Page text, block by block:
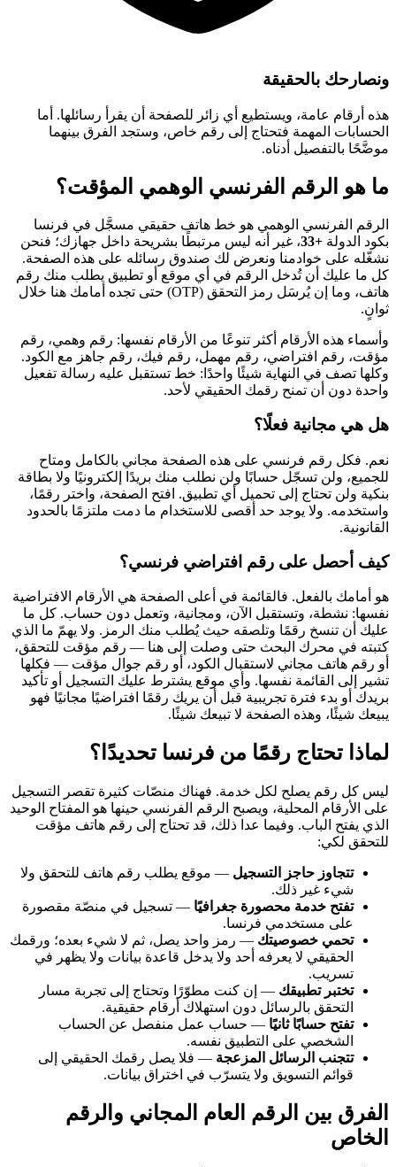
ونصارحك بالحقيقة
هذه أرقام عامة، ويستطيع أي زائر للصفحة أن يقرأ رسائلها. أما
الحسابات المهمة فتحتاج إلى رقم خاص، وستجد الفرق بينهما
موضَّحًا بالتفصيل أدناه.
ما هو الرقم الفرنسي الوهمي المؤقت؟
الرقم الفرنسي الوهمي هو خط هاتف حقيقي مسجَّل في فرنسا
بكود الدولة +33
، غير أنه ليس مرتبطًا بشريحة داخل جهازك؛ فنحن
نشغّله على خوادمنا ونعرض لك صندوق رسائله على هذه الصفحة.
كل ما عليك أن تُدخل الرقم في أي موقع أو تطبيق يطلب منك رقم
هاتف، وما إن يُرسَل رمز التحقق (OTP) حتى تجده أمامك هنا خلال
ثوانٍ.
وأسماء هذه الأرقام أكثر تنوعًا من الأرقام نفسها: رقم وهمي، رقم
مؤقت، رقم افتراضي، رقم مهمل، رقم فيك، رقم جاهز مع الكود.
وكلها تصف في النهاية شيئًا واحدًا: خط تستقبل عليه رسالة تفعيل
واحدة دون أن تمنح رقمك الحقيقي لأحد.
هل هي مجانية فعلًا؟
نعم. فكل رقم فرنسي على هذه الصفحة مجاني بالكامل ومتاح
للجميع، ولن تسجّل حسابًا ولن نطلب منك بريدًا إلكترونيًا ولا بطاقة
بنكية ولن تحتاج إلى تحميل أي تطبيق. افتح الصفحة، واختر رقمًا،
واستخدمه. ولا يوجد حد أقصى للاستخدام ما دمت ملتزمًا بالحدود
القانونية.
كيف أحصل على رقم افتراضي فرنسي؟
هو أمامك بالفعل. فالقائمة في أعلى الصفحة هي الأرقام الافتراضية
نفسها: نشطة، وتستقبل الآن، ومجانية، وتعمل دون حساب. كل ما
عليك أن تنسخ رقمًا وتلصقه حيث يُطلب منك الرمز. ولا يهمّ ما الذي
كتبته في محرك البحث حتى وصلت إلى هنا — رقم مؤقت للتحقق،
أو رقم هاتف مجاني لاستقبال الكود، أو رقم جوال مؤقت — فكلها
تشير إلى القائمة نفسها. وأي موقع يشترط عليك التسجيل أو تأكيد
بريدك أو بدء فترة تجريبية قبل أن يريك رقمًا افتراضيًا مجانيًا فهو
يبيعك شيئًا، وهذه الصفحة لا تبيعك شيئًا.
لماذا تحتاج رقمًا من فرنسا تحديدًا؟
ليس كل رقم يصلح لكل خدمة. فهناك منصّات كثيرة تقصر التسجيل
على الأرقام المحلية، ويصبح الرقم الفرنسي حينها هو المفتاح الوحيد
الذي يفتح الباب. وفيما عدا ذلك، قد تحتاج إلى رقم هاتف مؤقت
للتحقق لكي:
تتجاوز حاجز التسجيل — موقع يطلب رقم هاتف للتحقق ولا
شيء غير ذلك.
تفتح خدمة محصورة جغرافيًا — تسجيل في منصّة مقصورة
على مستخدمي فرنسا.
تحمي خصوصيتك — رمز واحد يصل، ثم لا شيء بعده؛ ورقمك
الحقيقي لا يعرفه أحد ولا يدخل قاعدة بيانات ولا يظهر في
تسريب.
تختبر تطبيقك — إن كنت مطوّرًا وتحتاج إلى تجربة مسار
التحقق بالرسائل دون استهلاك أرقام حقيقية.
تفتح حسابًا ثانيًا — حساب عمل منفصل عن الحساب
الشخصي على التطبيق نفسه.
تتجنب الرسائل المزعجة — فلا يصل رقمك الحقيقي إلى
قوائم التسويق ولا يتسرّب في اختراق بيانات.
الفرق بين الرقم العام المجاني والرقم
الخاص